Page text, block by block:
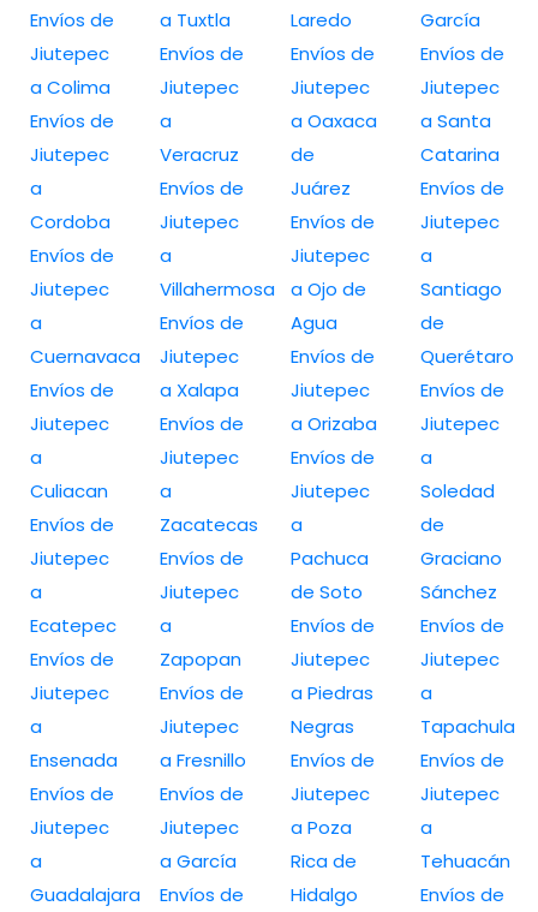
Envíos de
Jiutepec
a Colima
Envíos de
Jiutepec
a
Cordoba
Envíos de
Jiutepec
a
Cuernavaca
Envíos de
Jiutepec
a
Culiacan
Envíos de
Jiutepec
a
Ecatepec
Envíos de
Jiutepec
a
Ensenada
Envíos de
Jiutepec
a
Guadalajara
a Tuxtla
Envíos de
Jiutepec
a
Veracruz
Envíos de
Jiutepec
a
Villahermosa
Envíos de
Jiutepec
a Xalapa
Envíos de
Jiutepec
a
Zacatecas
Envíos de
Jiutepec
a
Zapopan
Envíos de
Jiutepec
a Fresnillo
Envíos de
Jiutepec
a García
Envíos de
Laredo
Envíos de
Jiutepec
a Oaxaca
de
Juárez
Envíos de
Jiutepec
a Ojo de
Agua
Envíos de
Jiutepec
a Orizaba
Envíos de
Jiutepec
a
Pachuca
de Soto
Envíos de
Jiutepec
a Piedras
Negras
Envíos de
Jiutepec
a Poza
Rica de
Hidalgo
García
Envíos de
Jiutepec
a Santa
Catarina
Envíos de
Jiutepec
a
Santiago
de
Querétaro
Envíos de
Jiutepec
a
Soledad
de
Graciano
Sánchez
Envíos de
Jiutepec
a
Tapachula
Envíos de
Jiutepec
a
Tehuacán
Envíos de